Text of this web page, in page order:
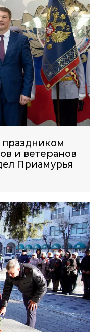
и ветеранов
Приамурья